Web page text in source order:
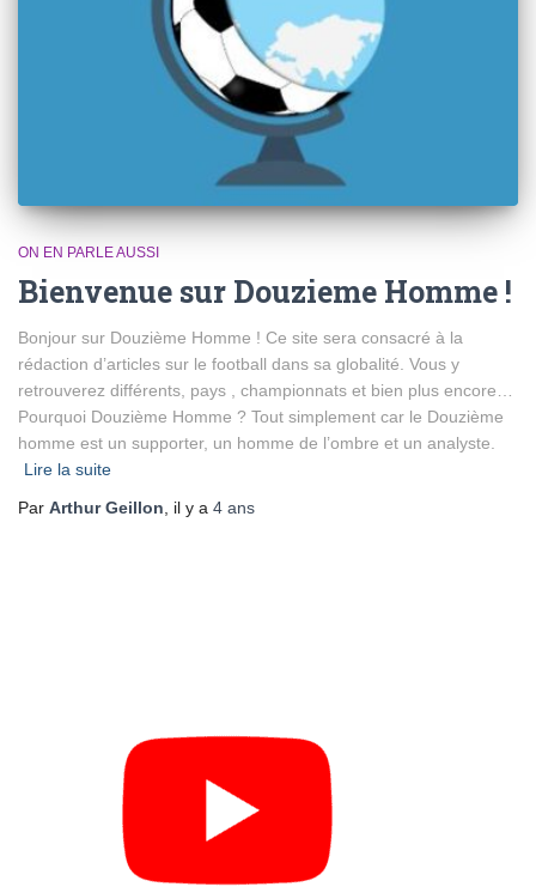
ON EN PARLE AUSSI
Bienvenue sur Douzieme Homme !
Bonjour sur Douzième Homme ! Ce site sera consacré à la
rédaction d’articles sur le football dans sa globalité. Vous y
retrouverez différents, pays , championnats et bien plus encore…
Pourquoi Douzième Homme ? Tout simplement car le Douzième
homme est un supporter, un homme de l’ombre et un analyste.
Lire la suite
Par Arthur Geillon , il y a 4 ans